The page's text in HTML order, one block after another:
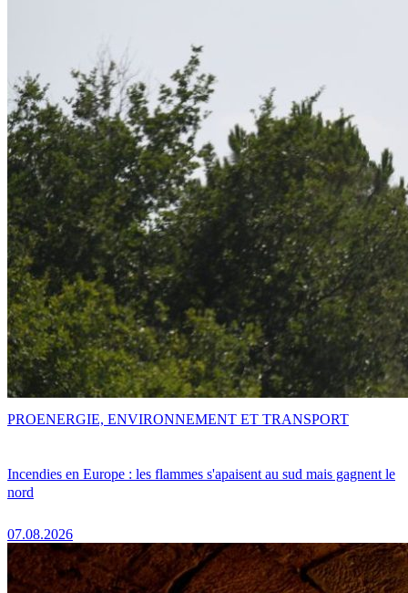
Incendies en Europe : les flammes s'apaisent au sud mais gagnent le
nord
07.08.2026
PROENERGIE, ENVIRONNEMENT ET TRANSPORT